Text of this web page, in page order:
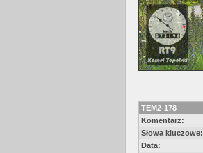
TEM2-178
Komentarz:
Słowa kluczowe:
Data: